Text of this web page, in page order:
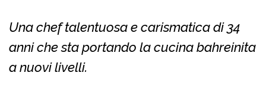
Una chef talentuosa e carismatica di 34
anni che sta portando la cucina bahreinita
a nuovi livelli.